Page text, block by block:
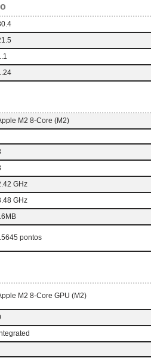
M2 8-Core (M2)
GHz
GHz
pontos
M2 8-Core GPU (M2)